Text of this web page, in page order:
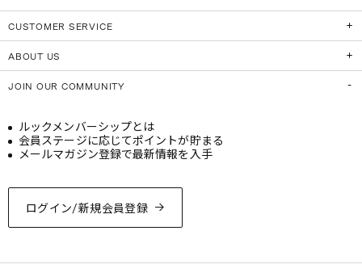
CUSTOMER SERVICE
ABOUT US
JOIN OUR COMMUNITY
ログイン/新規会員登録
ルックメンバーシップとは
会員ステージに応じてポイントが貯まる
メールマガジン登録で最新情報を入手